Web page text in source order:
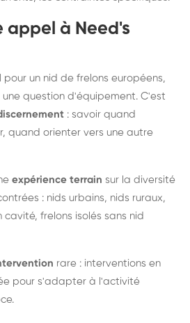
appel à Need's
pour un nid de frelons européens,
question d'équipement. C'est
: savoir quand
quand orienter vers une autre
expérience terrain sur la diversité
: nids urbains, nids ruraux,
cavité, frelons isolés sans nid
rare : interventions en
pour s'adapter à l'activité